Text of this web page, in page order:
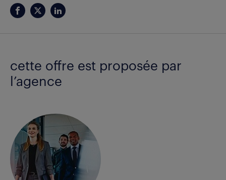
cette offre est proposée par
l’agence